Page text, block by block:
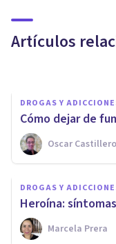
Artículos
drogas en
DROGAS Y
Cómo dejar de
Oscar
DROGAS Y
Heroína:
Marcela Prera
DROGAS Y
¿La droga
Melina N.